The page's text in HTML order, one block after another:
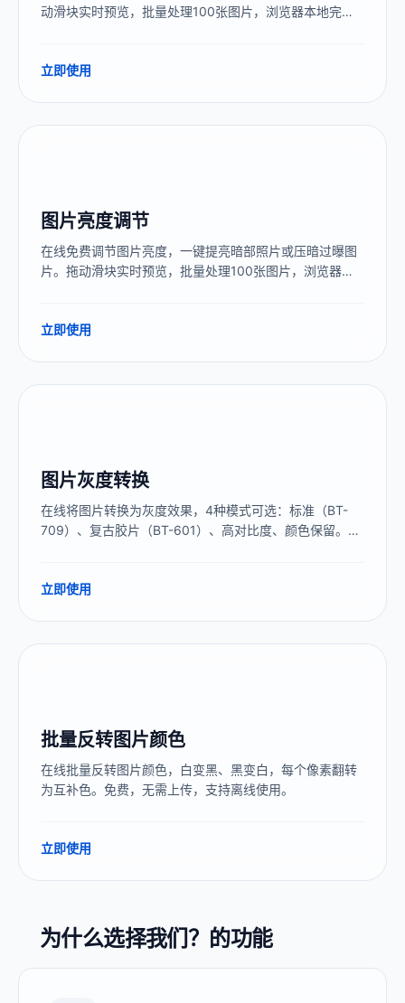
动滑块实时预览，批量处理100张图片，浏览器本地完
立即使用
图片亮度调节
在线免费调节图片亮度，一键提亮暗部照片或压暗过曝图
片。拖动滑块实时预览，批量处理100张图片，浏览器本
立即使用
图片灰度转换
在线将图片转换为灰度效果，4种模式可选：标准（BT-
709）、复古胶片（BT-601）、高对比度、颜色保留。免
立即使用
批量反转图片颜色
在线批量反转图片颜色，白变黑、黑变白，每个像素翻转
为互补色。免费，无需上传，支持离线使用。
立即使用
为什么选择我们？的功能